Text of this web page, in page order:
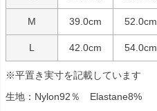
M 39.0cm 52.0cm
L 42.0cm 54.0cm
※平置き実寸を記載しています
生地：Nylon92％ Elastane8%